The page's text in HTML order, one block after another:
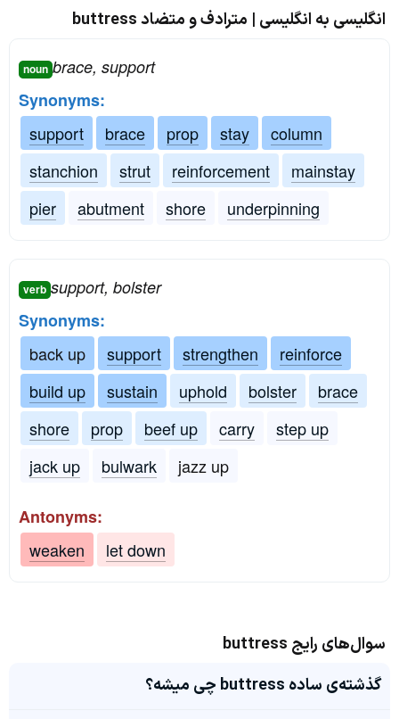
انگلیسی به انگلیسی | مترادف و متضاد buttress
noun brace, support
Synonyms:
support
brace prop stay
column
stanchion
strut reinforcement
mainstay
pier
abutment shore underpinning
verb support, bolster
Synonyms:
back up
support strengthen
reinforce
build up
sustain uphold bolster
brace
shore
prop beef up carry
step up
jack up
bulwark jazz up
Antonyms:
weaken
let down
سوال‌های رایج buttress
گذشته‌ی ساده buttress چی میشه؟